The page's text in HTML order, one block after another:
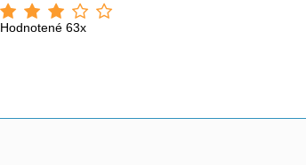
Hodnotené 63x